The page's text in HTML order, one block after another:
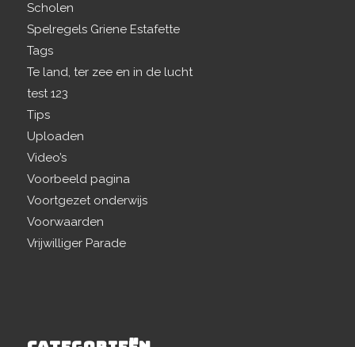
Scholen
Spelregels Griene Estafette
Tags
Te land, ter zee en in de lucht
test 123
Tips
Uploaden
Video’s
Voorbeeld pagina
Voortgezet onderwijs
Voorwaarden
Vrijwilliger Parade